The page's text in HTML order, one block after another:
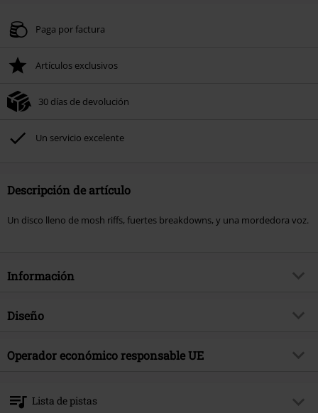
Paga por factura
Artículos exclusivos
30 días de devolución
Un servicio excelente
Descripción de artículo
Un disco lleno de mosh riffs, fuertes breakdowns, y una mordedora voz.
Información
Artículo no.
Género Musical
Grunge
Banda
Diseño
Tipo de producto
CD
Operador económico responsable UE
Schlachthofstraße 36a
21079 Hamburg
Lista de pistas